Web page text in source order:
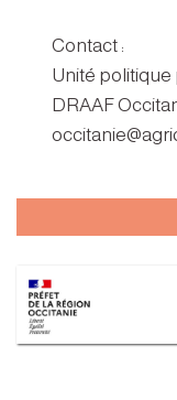
Contact :
Unité politique
DRAAF